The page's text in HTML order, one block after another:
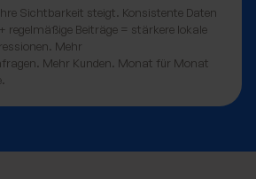
Sichtbarkeit steigt. Konsistente Daten
regelmäßige Beiträge = stärkere lokale
Mehr
Mehr Kunden. Monat für Monat